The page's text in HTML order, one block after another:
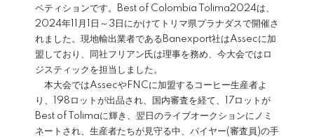
ペティションです。Best of Colombia Tolima2024は、
2024年11月1日～3日にかけてトリマ県プラナダスで開催さ
れました。現地輸出業者であるBanexport社はAssecに加
盟しており、同社フリアン氏は理事を務め、今大会ではロ
ジスティックを担当しました。
本大会ではAssecやFNCに加盟するコーヒー生産者よ
り、198ロットが出品され、国内審査を経て、17ロットが
Best of Tolimaに輝き、翌日のライブオークションにノミ
ネートされ、生産者たちが見守る中、バイヤー(審査員)の手